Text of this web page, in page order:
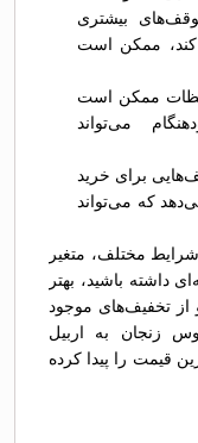
بیشتری
کند، ممکن است
ممکن است
می‌تواند
برای خرید
که می‌تواند
مختلف، متغیر
داشته باشید، بهتر
تخفیف‌های موجود
زنجان به اربیل
قیمت را پیدا کرده